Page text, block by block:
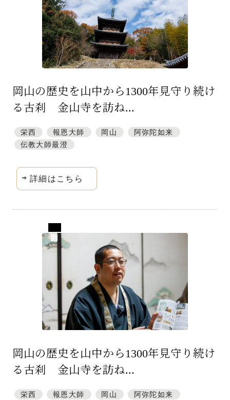
岡山の歴史を山中から1300年見守り続け
る古刹 金山寺を訪ね...
栄西 報恩大師 岡山
阿弥陀如来
伝教大師最澄
詳細はこちら
岡山の歴史を山中から1300年見守り続け
る古刹 金山寺を訪ね...
栄西 報恩大師 岡山 阿弥陀如来